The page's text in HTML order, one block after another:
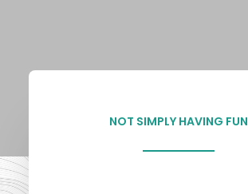
NOT SIMPLY HAVING FUN